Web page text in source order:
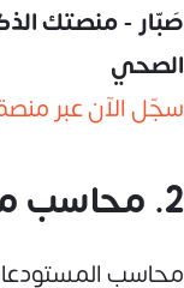
صَبّار - منصتك
الصحي
سجّل الآن عبر
2. محاسب مستودعات طبية
محاسب